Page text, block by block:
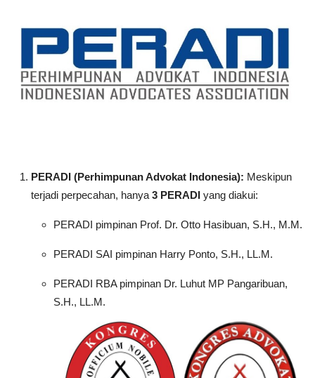
PERADI (Perhimpunan Advokat Indonesia): Meskipun
terjadi perpecahan, hanya 3 PERADI yang diakui:
PERADI pimpinan Prof. Dr. Otto Hasibuan, S.H., M.M.
PERADI SAI pimpinan Harry Ponto, S.H., LL.M.
PERADI RBA pimpinan Dr. Luhut MP Pangaribuan,
S.H., LL.M.